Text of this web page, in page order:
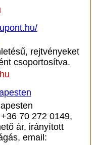
rejtvényeket
csoportosítva.
70 272 0149,
ár, irányított
email: